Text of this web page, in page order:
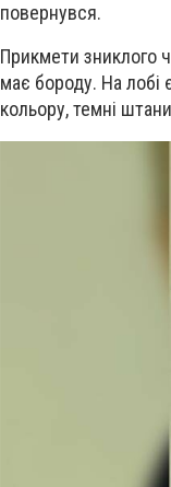
повернувся.
Прикмети зниклого
має бороду. На лобі
кольору, темні